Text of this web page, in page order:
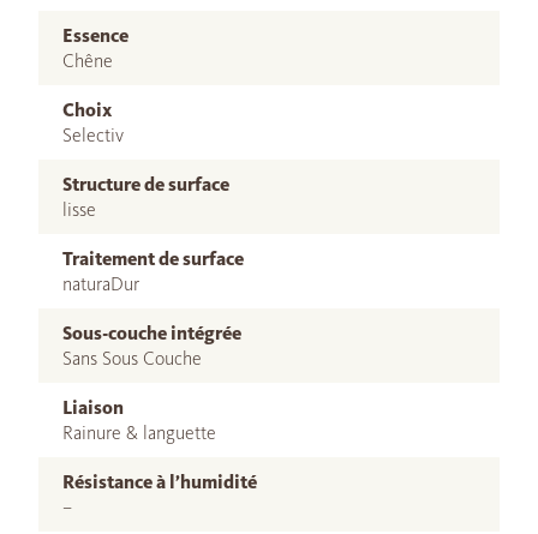
Essence
Chêne
Choix
Selectiv
Structure de surface
lisse
Traitement de surface
naturaDur
Sous-couche intégrée
Sans Sous Couche
Liaison
Rainure & languette
Résistance à l’humidité
–